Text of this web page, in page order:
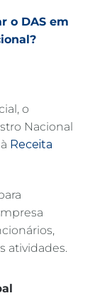
o DAS em
o
Nacional
Receita
atividades.